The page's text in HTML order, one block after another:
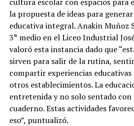
la propuesta de ideas para
educativa integral. Anakin Muñoz
3° medio en el Liceo Industrial
valoró esta instancia dado que
sirven para salir de la rutina,
compartir experiencias
otros establecimientos. La
entretenida y no solo sentado
cuaderno. Estas actividades
eso”, puntualizó.